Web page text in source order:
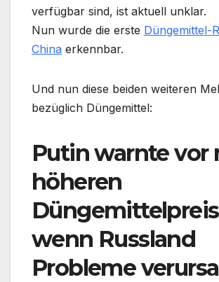
verfügbar sind, ist aktuell unklar.
Nun wurde die erste Düngemittel-
China erkennbar.
Und nun diese beiden weiteren
bezüglich Düngemittel:
Putin warnte vor
höheren
wenn Russland
Probleme